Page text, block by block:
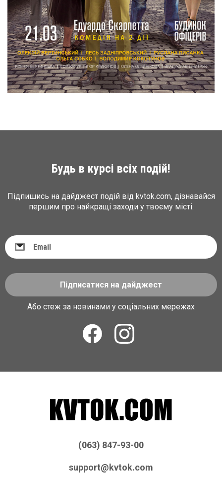
Будь в курсі всіх подій!
Підпишись на дайджест подій від kvtok.com, дізнавайся
першим про найкращі заходи у твоєму місті.
Підписатися на дайджест
Або стеж за новинами у соціальних мережах
(063) 847-93-00
support@kvtok.com